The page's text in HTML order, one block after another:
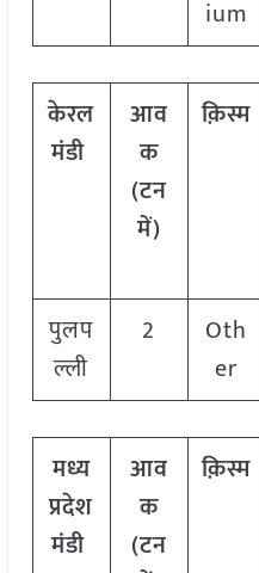
ium
केरल
मंडी
आव
क
(टन
में)
क़िस्म
पुलप
ल्ली
2
Oth
er
मध्य
प्रदेश
मंडी
आव
क
(टन
क़िस्म